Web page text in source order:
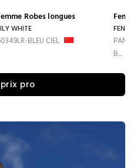
Robes longues
WHITE
BLEU CIEL
B...
pro